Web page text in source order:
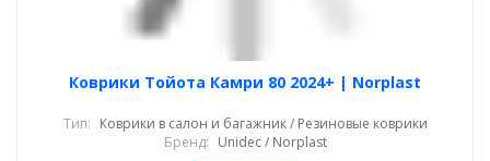
Коврики Тойота Камри 80 2024+ | Norplast
Тип: Коврики в салон и багажник / Резиновые коврики
Бренд: Unidec / Norplast